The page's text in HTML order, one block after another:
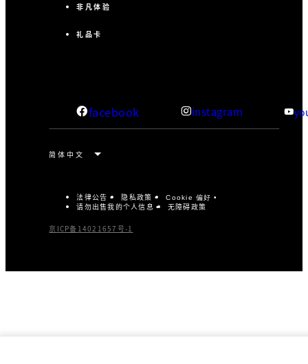
非凡体验
礼品卡
facebook instagram
法律公告 隐私政策 Cookie 偏好
请勿出售我的个人信息 无障碍政策
京ICP备14021657号-1